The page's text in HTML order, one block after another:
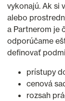
vykonajú. Ak si
alebo
a Partnerom je
odporúčame
definovať
prístupy
cenová
rozsah